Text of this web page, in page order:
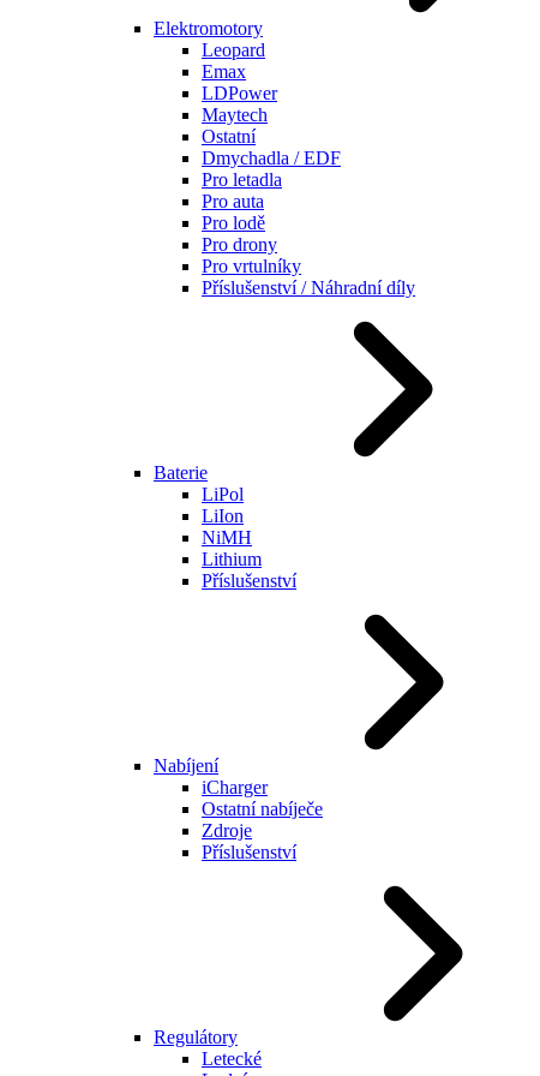
Elektromotory
Leopard
Emax
LDPower
Maytech
Ostatní
Dmychadla / EDF
Pro letadla
Pro auta
Pro lodě
Pro drony
Pro vrtulníky
Příslušenství / Náhradní díly
Baterie
LiPol
LiIon
NiMH
Lithium
Příslušenství
Nabíjení
iCharger
Ostatní nabíječe
Zdroje
Příslušenství
Regulátory
Letecké